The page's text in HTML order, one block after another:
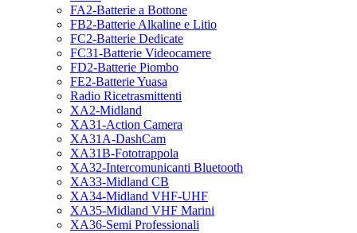
FA2-Batterie a Bottone
FB2-Batterie Alkaline e Litio
FC2-Batterie Dedicate
FC31-Batterie Videocamere
FD2-Batterie Piombo
FE2-Batterie Yuasa
Radio Ricetrasmittenti
XA2-Midland
XA31-Action Camera
XA31A-DashCam
XA31B-Fototrappola
XA32-Intercomunicanti Bluetooth
XA33-Midland CB
XA34-Midland VHF-UHF
XA35-Midland VHF Marini
XA36-Semi Professionali